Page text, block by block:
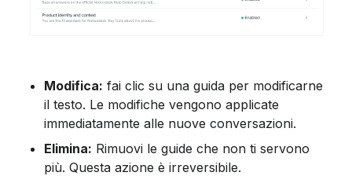
Modifica: fai clic su una guida per modificarne
il testo. Le modifiche vengono applicate
immediatamente alle nuove conversazioni.
Elimina: Rimuovi le guide che non ti servono
più. Questa azione è irreversibile.